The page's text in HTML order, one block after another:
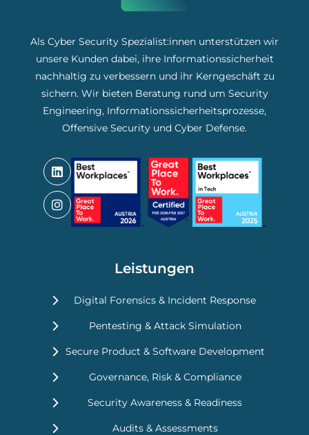
Als Cyber Security Spezialist:innen unterstützen wir
unsere Kunden dabei, ihre Informationssicherheit
nachhaltig zu verbessern und ihr Kerngeschäft zu
sichern. Wir bieten Beratung rund um Security
Engineering, Informationssicherheitsprozesse,
Offensive Security und Cyber Defense.
Leistungen
Digital Forensics & Incident Response
Pentesting & Attack Simulation
Secure Product & Software Development
Governance, Risk & Compliance
Security Awareness & Readiness
Audits & Assessments